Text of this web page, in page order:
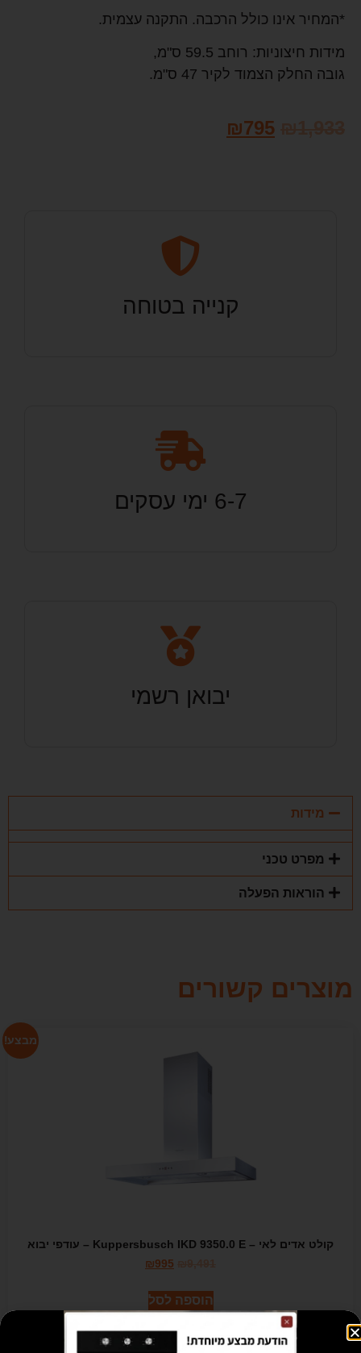
*המחיר אינו כולל הרכבה. התקנה עצמית.
מידות חיצוניות: רוחב 59.5 ס"מ,
גובה החלק הצמוד לקיר 47 ס"מ.
₪795
קנייה בטוחה
6-7 ימי עסקים
יבואן רשמי
מידות
מפרט טכני
הוראות הפעלה
מוצרים קשורים
מבצע!
קולט אדים לאי – Kuppersbusch IKD 9350.0 E – עודפי יבוא
₪995
הוספה לסל